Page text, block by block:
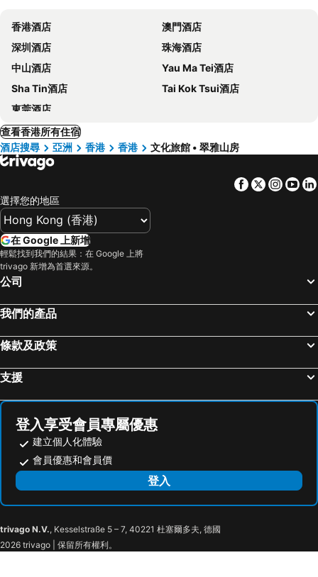
香港酒店
澳門酒店
深圳酒店
珠海酒店
中山酒店
Yau Ma Tei酒店
Sha Tin酒店
Tai Kok Tsui酒店
東莞酒店
查看香港所有住宿
酒店搜尋
亞洲 香港 香港 文化旅館 • 翠雅山房
Facebook
Twitter
選擇您的地區
在 Google 上新增
輕鬆找到我們的結果：在 Google 上將
trivago 新增為首選來源。
公司
我們的產品
條款及政策
支援
登入享受會員專屬優惠
建立個人化體驗
會員優惠和會員價
登入
trivago N.V., Kesselstraße 5 – 7, 40221 杜塞爾多夫, 德國
2026 trivago | 保留所有權利。